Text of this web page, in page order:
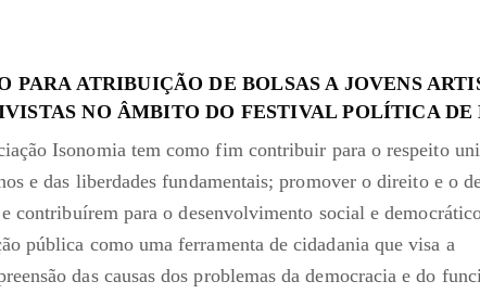
PARA ATRIBUIÇÃO DE BOLSAS A JOVENS
NO ÂMBITO DO FESTIVAL POLÍTICA DE
Isonomia tem como fim contribuir para o respeito
e das liberdades fundamentais; promover o direito e o
contribuírem para o desenvolvimento social e
pública como uma ferramenta de cidadania que visa a
das causas dos problemas da democracia e do